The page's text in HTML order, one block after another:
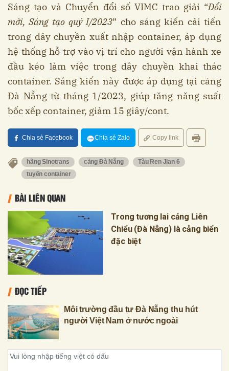
Sáng tạo và Chuyển đổi số VIMC trao giải “Đổi
mới, Sáng tạo quý I/2023” cho sáng kiến cải tiến
trong dây chuyền xuất nhập container, áp dụng
hệ thống hỗ trợ vào vị trí cho người vận hành xe
đầu kéo làm việc trong dây chuyền khai thác
container. Sáng kiến này được áp dụng tại cảng
Đà Nẵng từ tháng 1/2023, giúp tăng năng suất
bốc xếp container, giảm 15 giây/cont.
Chia sẻ Facebook Chia sẻ Zalo Copy link
hãng Sinotrans cảng Đà Nẵng
Tàu Ren Jian 6
tuyến container
BÀI LIÊN QUAN
Trong tương lai cảng Liên
Chiểu (Đà Nẵng) là cảng biển
đặc biệt
ĐỌC TIẾP
Môi trường đầu tư Đà Nẵng thu hút
người Việt Nam ở nước ngoài